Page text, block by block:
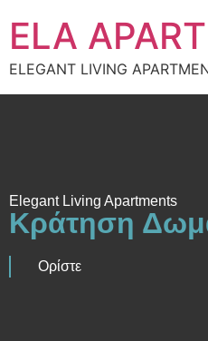
περιεχόμενο
ELA
ELEGANT LIVING
Elegant Living Apartments
Κράτηση
Ορίστε